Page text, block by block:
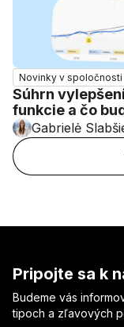
Novinky v spoločnosti
Súhrn
funkcie a čo
Gabrielė
Pripojte sa k
Budeme vás
tipoch a zľavových